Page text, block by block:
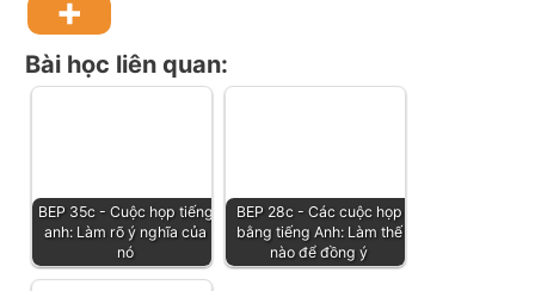
Bài học liên quan:
BEP 35c - Cuộc họp tiếng
anh: Làm rõ ý nghĩa của
nó
BEP 28c - Các cuộc họp
bằng tiếng Anh: Làm thế
nào để đồng ý